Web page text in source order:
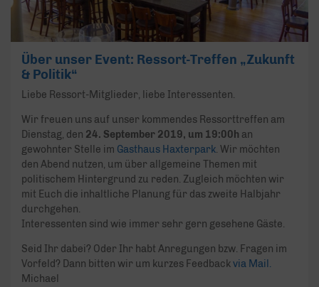
Über unser Event: Ressort-Treffen „Zukunft
& Politik“
Liebe Ressort-Mitglieder, liebe Interessenten.
Wir freuen uns auf unser kommendes Ressorttreffen am
Dienstag, den 24. September 2019, um 19:00h an
gewohnter Stelle im Gasthaus Haxterpark. Wir möchten
den Abend nutzen, um über allgemeine Themen mit
politischem Hintergrund zu reden. Zugleich möchten wir
mit Euch die inhaltliche Planung für das zweite Halbjahr
durchgehen.
Interessenten sind wie immer sehr gern gesehene Gäste.
Seid Ihr dabei? Oder Ihr habt Anregungen bzw. Fragen im
Vorfeld? Dann bitten wir um kurzes Feedbackvia Mail.
Michael